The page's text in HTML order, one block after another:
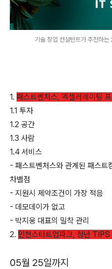
기술 창업 컨설턴트가 추천하
1. 패스트벤처스, 엑셀러레이팅
1.1 투자
1.2 공간
1.3 사람
1.4 서비스
- 패스트벤처스와 관계된 패스트
차별점
- 지원시 제약조건이 가장 적음
- 데모데이가 없고
- 박지웅 대표의 밀착 관리
2. 인천스타트업파크, 청년 TIPS
05월 25일까지